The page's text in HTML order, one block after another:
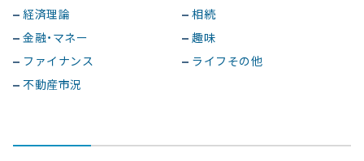
経済理論
金融・マネー
ファイナンス
不動産市況
相続
趣味
ライフその他